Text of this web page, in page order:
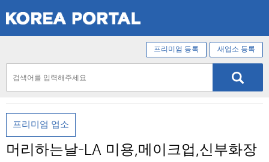
새업소 등록
프리미엄 등록
프리미엄 업소
머리하는날-LA 미용,메이크업,신부화장